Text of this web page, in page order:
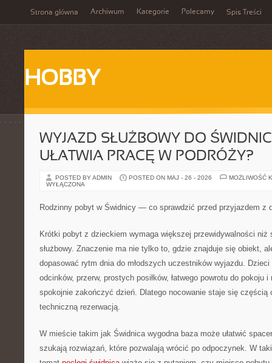
Strona główna Archiwum Kategorie Polecamy Spis Treści
HOBBY
WYJAZD SŁUŻBOWY DO
UŁATWIA PRACĘ W PODRÓŻY?
POSTED BY ADMIN POSTED ON MAJ - 26 - 2026
MOŻLIWOŚĆ
WYŁĄCZONA
Rodzinny pobyt w Świdnicy — co sprawdzić przed przyjazdem z
Krótki pobyt z dzieckiem wymaga większej przewidywalności niż
służbowy. Znaczenie ma nie tylko to, gdzie znajduje się obiekt,
dopasować rytm dnia do młodszych uczestników wyjazdu.
odcinków, przerw, prostych posiłków, łatwego powrotu do pokoju
spokojnie zakończyć dzień. Dlatego nocowanie staje się częścią
techniczną rezerwacją.
W mieście takim jak Świdnica wygodna baza może ułatwić
szukają rozwiązań, które pozwalają wrócić po odpoczynek. W